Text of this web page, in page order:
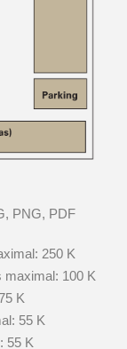
PNG, PDF
250 K
maximal: 100 K
K
55 K
55 K